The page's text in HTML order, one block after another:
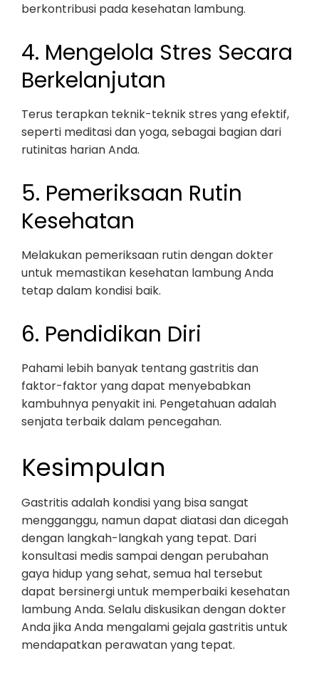
berkontribusi pada kesehatan lambung.
4. Mengelola Stres Secara
Berkelanjutan
Terus terapkan teknik-teknik stres yang efektif,
seperti meditasi dan yoga, sebagai bagian dari
rutinitas harian Anda.
5. Pemeriksaan Rutin
Kesehatan
Melakukan pemeriksaan rutin dengan dokter
untuk memastikan kesehatan lambung Anda
tetap dalam kondisi baik.
6. Pendidikan Diri
Pahami lebih banyak tentang gastritis dan
faktor-faktor yang dapat menyebabkan
kambuhnya penyakit ini. Pengetahuan adalah
senjata terbaik dalam pencegahan.
Kesimpulan
Gastritis adalah kondisi yang bisa sangat
mengganggu, namun dapat diatasi dan dicegah
dengan langkah-langkah yang tepat. Dari
konsultasi medis sampai dengan perubahan
gaya hidup yang sehat, semua hal tersebut
dapat bersinergi untuk memperbaiki kesehatan
lambung Anda. Selalu diskusikan dengan dokter
Anda jika Anda mengalami gejala gastritis untuk
mendapatkan perawatan yang tepat.